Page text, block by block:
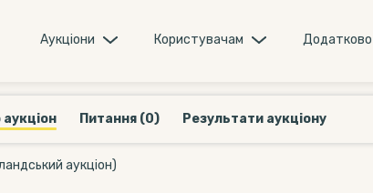
Аукцiони Користувачам Додатково
аукціон Питання (0) Результати аукціону
аукціон)